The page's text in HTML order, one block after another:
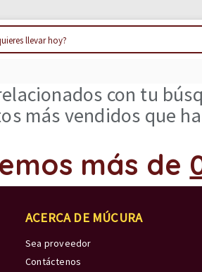
con tu
más vendidos que
más de
ACERCA DE MÚCURA
Sea proveedor
Contáctenos